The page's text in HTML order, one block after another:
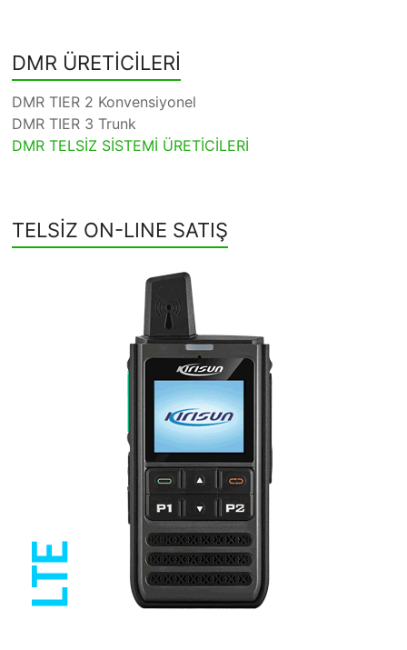
DMR ÜRETİCİLERİ
DMR TIER 2 Konvensiyonel
DMR TIER 3 Trunk
DMR TELSİZ SİSTEMİ ÜRETİCİLERİ
TELSİZ ON-LINE SATIŞ